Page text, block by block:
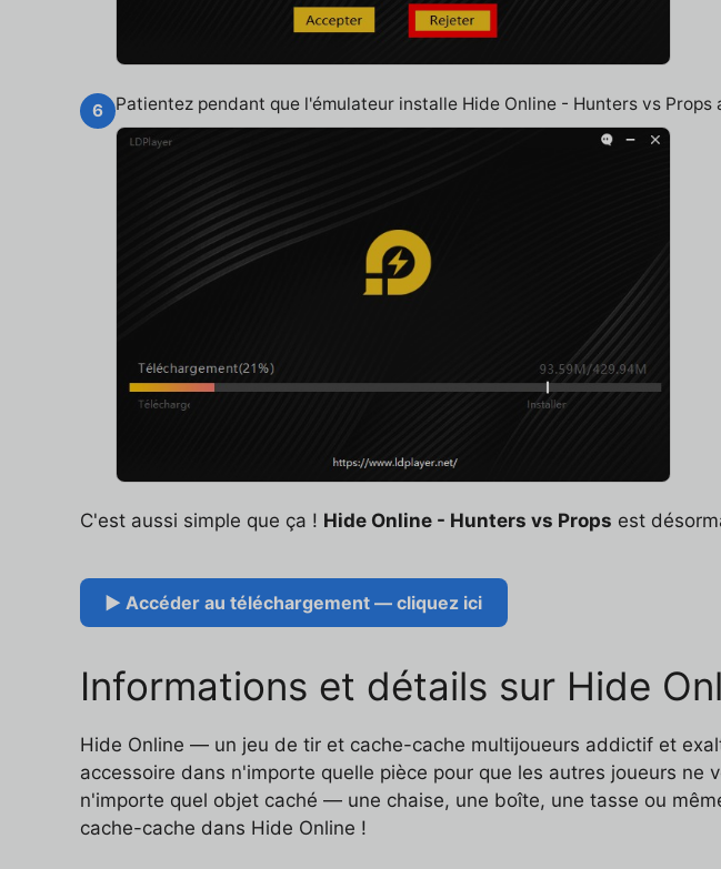
6 Patientez pendant que l'émulateur installe Hide Online - Hunters vs Props
C'est aussi simple que ça ! Hide Online - Hunters vs Props est
▶ Accéder au téléchargement — cliquez ici
Informations et détails sur Hide
Hide Online — un jeu de tir et cache-cache multijoueurs addictif et
accessoire dans n'importe quelle pièce pour que les autres joueurs
n'importe quel objet caché — une chaise, une boîte, une tasse ou
cache-cache dans Hide Online !